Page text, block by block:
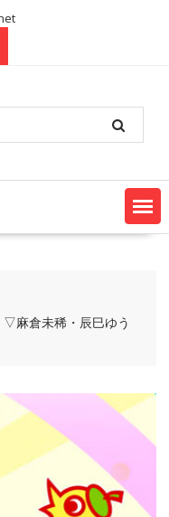
麻倉未稀・辰巳ゆう